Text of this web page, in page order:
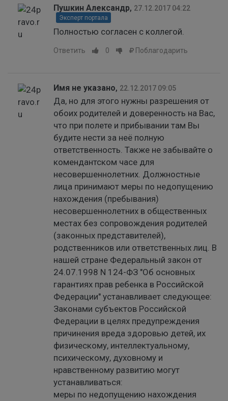
Пушкин Александр, 27.12.2017 04:22
Эксперт портала
Полностью согласен с коллегой.
Ответить 0 Поблагодарить
Имя не указано, 22.12.2017 09:05
Да, но для этого нужны разрешения от
обоих родителей и доверенность на Вас,
что при полете и прибывании там Вы
будите нести за неё полную
ответственность. Также не забывайте о
комендантском часе для
несовершеннолетних. Должностные
лица принимают меры по недопущению
нахождения (пребывания)
несовершеннолетних в общественных
местах без сопровождения родителей
(законных представителей),
родственников или ответственных лиц. В
нашей стране Федеральный закон от
24.07.1998 N 124-ФЗ "Об основных
гарантиях прав ребенка в Российской
Федерации" устанавливает следующее:
Законами субъектов Российской
Федерации в целях предупреждения
причинения вреда здоровью детей, их
физическому, интеллектуальному,
психическому, духовному и
нравственному развитию могут
устанавливаться:
меры по недопущению нахождения